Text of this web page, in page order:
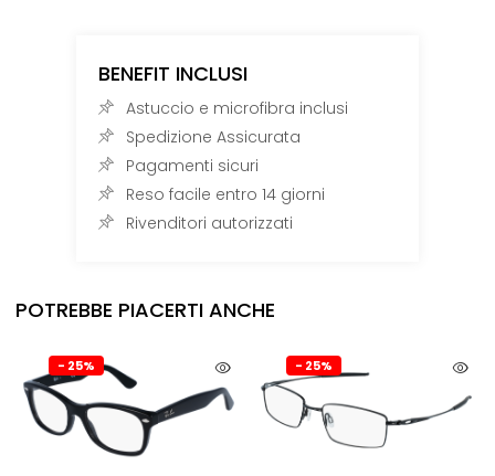
BENEFIT INCLUSI
Astuccio e microfibra inclusi
Spedizione Assicurata
Pagamenti sicuri
Reso facile entro 14 giorni
Rivenditori autorizzati
POTREBBE PIACERTI ANCHE
- 25% - 25%